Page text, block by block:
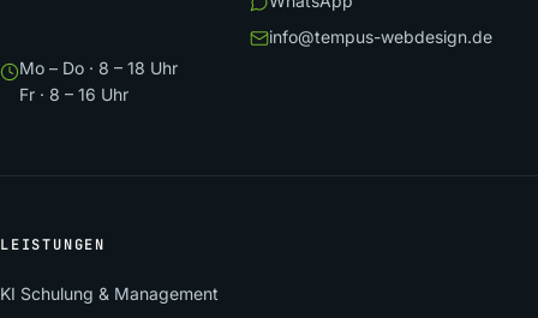
info@tempus-webdesign.de
Mo – Do · 8 – 18 Uhr
Fr · 8 – 16 Uhr
LEISTUNGEN
KI Schulung & Management